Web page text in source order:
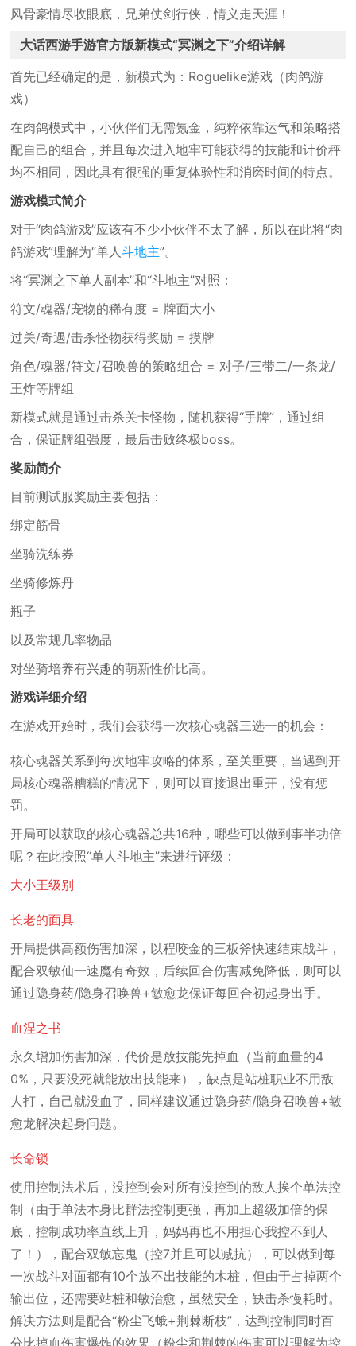
风骨豪情尽收眼底，兄弟仗剑行侠，情义走天涯！
大话西游手游官方版新模式“冥渊之下”介绍详解
首先已经确定的是，新模式为：Roguelike游戏（肉鸽游
戏）
在肉鸽模式中，小伙伴们无需氪金，纯粹依靠运气和策略搭
配自己的组合，并且每次进入地牢可能获得的技能和计价秤
均不相同，因此具有很强的重复体验性和消磨时间的特点。
游戏模式简介
对于“肉鸽游戏”应该有不少小伙伴不太了解，所以在此将“肉
鸽游戏”理解为“单人斗地主”。
将“冥渊之下单人副本”和“斗地主”对照：
符文/魂器/宠物的稀有度 = 牌面大小
过关/奇遇/击杀怪物获得奖励 = 摸牌
角色/魂器/符文/召唤兽的策略组合 = 对子/三带二/一条龙/
王炸等牌组
新模式就是通过击杀关卡怪物，随机获得“手牌”，通过组
合，保证牌组强度，最后击败终极boss。
奖励简介
目前测试服奖励主要包括：
绑定筋骨
坐骑洗练券
坐骑修炼丹
瓶子
以及常规几率物品
对坐骑培养有兴趣的萌新性价比高。
游戏详细介绍
在游戏开始时，我们会获得一次核心魂器三选一的机会：
核心魂器关系到每次地牢攻略的体系，至关重要，当遇到开
局核心魂器糟糕的情况下，则可以直接退出重开，没有惩
罚。
开局可以获取的核心魂器总共16种，哪些可以做到事半功倍
呢？在此按照“单人斗地主”来进行评级：
大小王级别
长老的面具
开局提供高额伤害加深，以程咬金的三板斧快速结束战斗，
配合双敏仙一速魔有奇效，后续回合伤害减免降低，则可以
通过隐身药/隐身召唤兽+敏愈龙保证每回合初起身出手。
血涅之书
永久增加伤害加深，代价是放技能先掉血（当前血量的4
0%，只要没死就能放出技能来），缺点是站桩职业不用敌
人打，自己就没血了，同样建议通过隐身药/隐身召唤兽+敏
愈龙解决起身问题。
长命锁
使用控制法术后，没控到会对所有没控到的敌人挨个单法控
制（由于单法本身比群法控制更强，再加上超级加倍的保
底，控制成功率直线上升，妈妈再也不用担心我控不到人
了！），配合双敏忘鬼（控7并且可以减抗），可以做到每
一次战斗对面都有10个放不出技能的木桩，但由于占掉两个
输出位，还需要站桩和敏治愈，虽然安全，缺击杀慢耗时。
解决方法则是配合“粉尘飞蛾+荆棘断枝”，达到控制同时百
分比掉血伤害爆炸的效果（粉尘和荆棘的伤害可以理解为控